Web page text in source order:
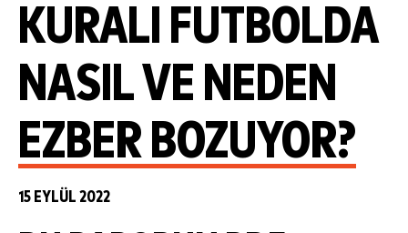
KURALI FUTBOLDA
NASIL VE NEDEN
EZBER BOZUYOR?
15 EYLÜL 2022